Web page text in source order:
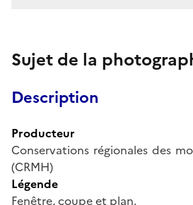
Sujet de la
Description
Producteur
Conservations régionales des
(CRMH)
Légende
Fenêtre, coupe et plan.